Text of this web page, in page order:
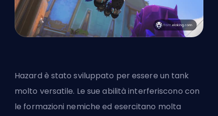
Hazard è stato sviluppato per essere un tank
molto versatile. Le sue abilità interferiscono con
le formazioni nemiche ed esercitano molta